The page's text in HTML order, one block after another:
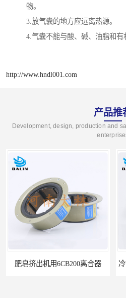
物。
3.放气囊的地方应远离热源。
4.气囊不能与酸、碱、油脂和有
http://www.hndl001.com
产品推
Development, design, production and
肥皂挤出机用6CB200离合器